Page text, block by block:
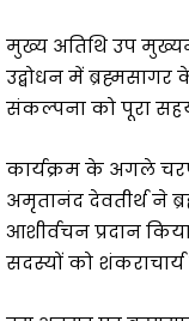
मुख्य अतिथि उप
उद्बोधन में
संकल्पना को पूरा
कार्यक्रम के अगले
अमृतानंद देवतीर्थ ने
आशीर्वचन प्रदान
सदस्यों को शंकराचार्य